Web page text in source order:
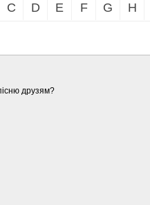
C D E F G H
друзям?